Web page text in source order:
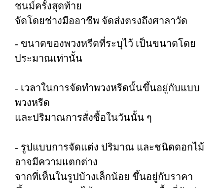
ชนม์ครั้งสุดท้าย
จัดโดยช่างมืออาชีพ จัดส่งตรงถึงศาลาวัด
- ขนาดของพวงหรีดที่ระบุไว้ เป็นขนาดโดย
ประมาณเท่านั้น
- เวลาในการจัดทำพวงหรีดนั้นขึ้นอยู่กับแบบ
พวงหรีด
และปริมาณการสั่งซื้อในวันนั้น ๆ
- รูปแบบการจัดแต่ง ปริมาณ และชนิดดอกไม้
อาจมีความแตกต่าง
จากที่เห็นในรูปบ้างเล็กน้อย ขึ้นอยู่กับราคา